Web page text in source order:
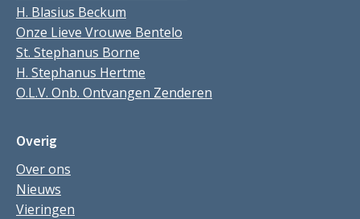
H. Blasius Beckum
Onze Lieve Vrouwe Bentelo
St. Stephanus Borne
H. Stephanus Hertme
O.L.V. Onb. Ontvangen Zenderen
Overig
Over ons
Nieuws
Vieringen